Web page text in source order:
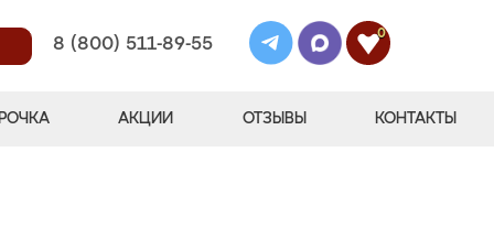
8 (800) 511-89-55
0
АКЦИИ ОТЗЫВЫ КОНТАКТЫ